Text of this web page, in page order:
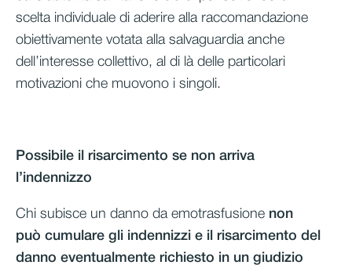
scelta individuale di aderire alla raccomandazione
obiettivamente votata alla salvaguardia anche
dell’interesse collettivo, al di là delle particolari
motivazioni che muovono i singoli.
Possibile il risarcimento se non arriva
l’indennizzo
Chi subisce un danno da emotrasfusione non
può cumulare gli indennizzi e il risarcimento del
danno eventualmente richiesto in un giudizio